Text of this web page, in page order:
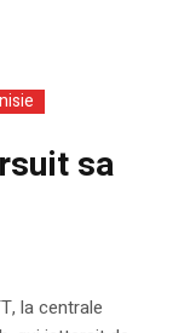
sa
la centrale